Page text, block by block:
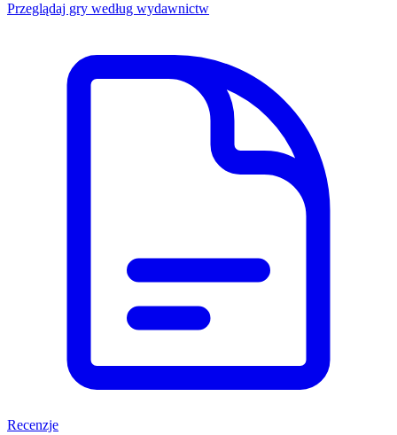
Przeglądaj gry według wydawnictw
Recenzje